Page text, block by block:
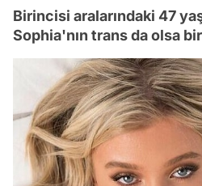
Birincisi aralarındaki 47
Sophia'nın trans da olsa bir